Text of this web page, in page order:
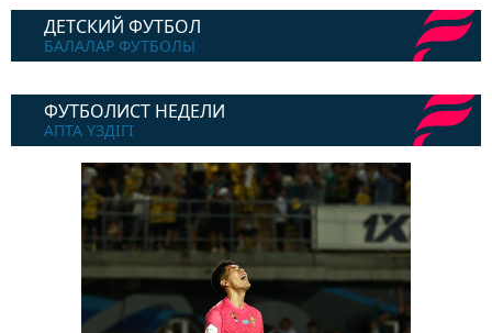
ДЕТСКИЙ ФУТБОЛ
БАЛАЛАР ФУТБОЛЫ
ФУТБОЛИСТ НЕДЕЛИ
АПТА ҮЗДІГІ